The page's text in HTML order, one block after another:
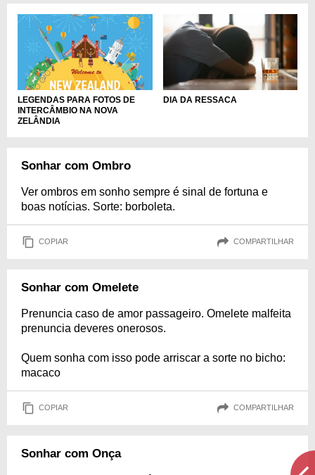
LEGENDAS PARA FOTOS DE
INTERCÂMBIO NA NOVA
ZELÂNDIA
DIA DA RESSACA
Sonhar com Ombro
Ver ombros em sonho sempre é sinal de fortuna e
boas notícias. Sorte: borboleta.
COPIAR COMPARTILHAR
Sonhar com Omelete
Prenuncia caso de amor passageiro. Omelete malfeita
prenuncia deveres onerosos.
Quem sonha com isso pode arriscar a sorte no bicho:
macaco
COPIAR COMPARTILHAR
Sonhar com Onça